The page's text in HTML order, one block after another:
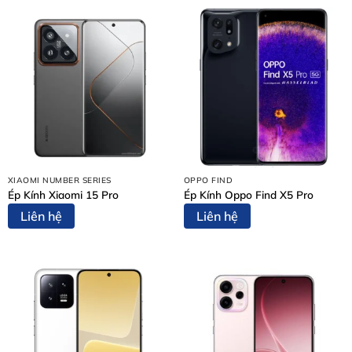
Dấu Hiệu Nhận Biết iPhone 12 Mini Cần Thay Pin
Vì Sao Nên Thay Pin iPhone 12 Mini Tại Thùy Trang
Mobile?
Pin Chất Lượng Cao
Kỹ Thuật Viên Giỏi – Kinh Nghiệm Thực Tế
Thay Nhanh – Lấy Ngay
Minh Bạch – Không Tráo Đổi Linh Kiện
Bảng Giá Thay Pin iPhone 12 Mini Tại Thùy Trang
Mobile
Quy Trình Thay Pin iPhone 12 Mini Chuẩn 5 Bước
Bước 1: Tiếp Nhận Thiết Bị & Tư Vấn Ban Đầu
Bước 2: Lập Phiếu Tiếp Nhận & Chuẩn Đoán Chi Tiết
Bước 3: Thông Báo Kết Quả & Báo Giá Chính Thức
Cam Kết Dịch Vụ Thay Pin iPhone 12 Mini
Kết Luận
LIÊN HỆ THAY PIN iPHONE 12 MINI NGAY HÔM
XIAOMI NUMBER SERIES
Ép Kính Xiaomi 15 Pro
Liên hệ
OPPO FIND
Ép Kính Oppo Find X5 Pro
Liên hệ